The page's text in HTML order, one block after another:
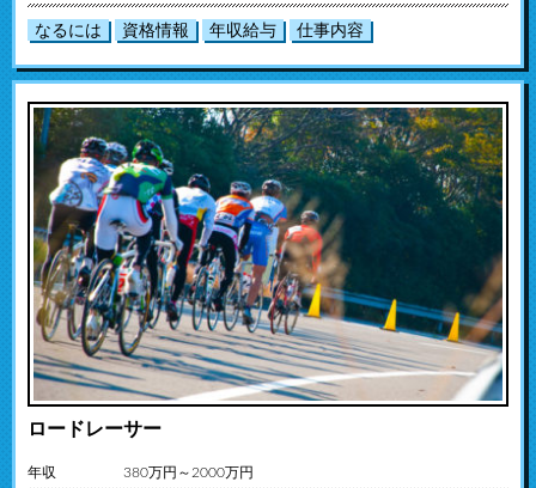
なるには 資格情報 年収給与 仕事内容
ロードレーサー
年収 380万円～2000万円